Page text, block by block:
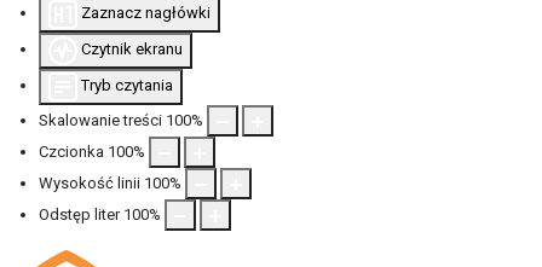
Zaznacz nagłówki
Czytnik ekranu
Tryb czytania
Skalowanie treści 100%
Czcionka 100%
Wysokość linii 100%
Odstęp liter 100%